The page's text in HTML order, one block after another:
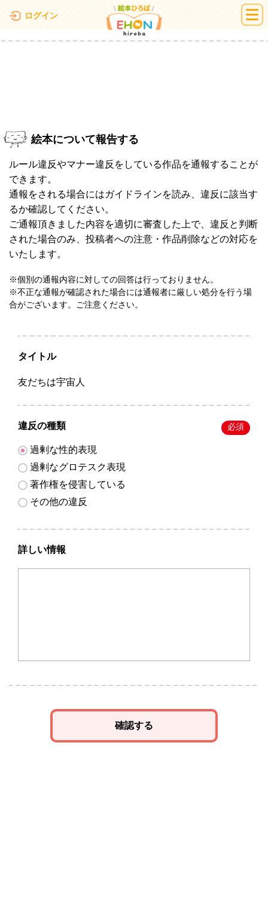
ログイン 絵本ひろば
絵本について報告する
ルール違反やマナー違反をしている作品を通報することが
できます。
通報をされる場合にはガイドラインを読み、違反に該当す
るか確認してください。
ご通報頂きました内容を適切に審査した上で、違反と判断
された場合のみ、投稿者への注意・作品削除などの対応を
いたします。
※個別の通報内容に対しての回答は行っておりません。
※不正な通報が確認された場合には通報者に厳しい処分を行う場
合がございます。ご注意ください。
タイトル
友だちは宇宙人
違反の種類 必須
過剰な性的表現
過剰なグロテスク表現
著作権を侵害している
その他の違反
詳しい情報
確認する